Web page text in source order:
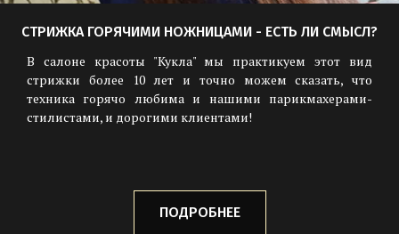
СТРИЖКА ГОРЯЧИМИ НОЖНИЦАМИ - ЕСТЬ ЛИ СМЫСЛ?
В салоне красоты "Кукла" мы практикуем этот вид
стрижки более 10 лет и точно можем сказать, что
техника горячо любима и нашими парикмахерами-
стилистами, и дорогими клиентами!
ПОДРОБНЕЕ